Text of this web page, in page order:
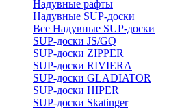
Надувные рафты
Надувные SUP-доски
Все Надувные SUP-доски
SUP-доски JS/GQ
SUP-доски ZIPPER
SUP-доски RIVIERA
SUP-доски GLADIATOR
SUP-доски HIPER
SUP-доски Skatinger